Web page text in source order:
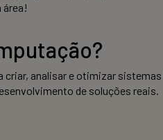
área!
analisar e otimizar
de soluções reais.